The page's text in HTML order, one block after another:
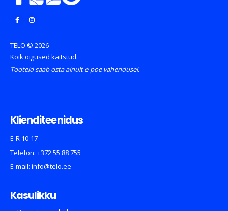
TELO © 2026
Kõik õigused kaitstud.
Tooteid saab osta ainult e-poe vahendusel.
Klienditeenidus
E-R 10-17
Telefon: +372 55 88 755
E-mail: info@telo.ee
Kasulikku